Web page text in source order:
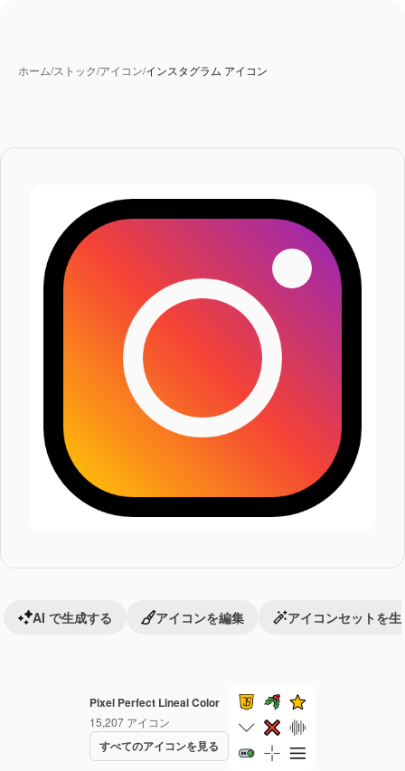
ホーム/ストック/アイコン/インスタグラム アイコン
Pixel Perfect Lineal Color
15,207 アイコン
すべてのアイコンを見る
AI で生成する アイコンを編集 アイコンセットを生